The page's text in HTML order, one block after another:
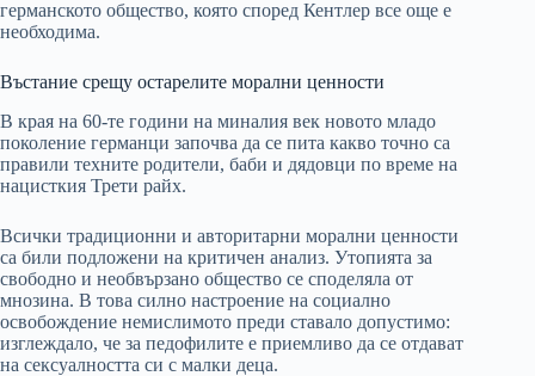
германското общество, която според Кентлер все още е
необходима.
Въстание срещу остарелите морални ценности
В края на 60-те години на миналия век новото младо
поколение германци започва да се пита какво точно са
правили техните родители, баби и дядовци по време на
нацисткия Трети райх.
Всички традиционни и авторитарни морални ценности
са били подложени на критичен анализ. Утопията за
свободно и необвързано общество се споделяла от
мнозина. В това силно настроение на социално
освобождение немислимото преди ставало допустимо:
изглеждало, че за педофилите е приемливо да се отдават
на сексуалността си с малки деца.